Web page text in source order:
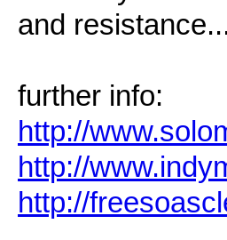
and
further info:
http://
http://
http://